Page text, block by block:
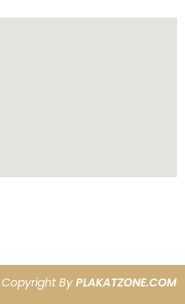
By PLAKATZONE.COM